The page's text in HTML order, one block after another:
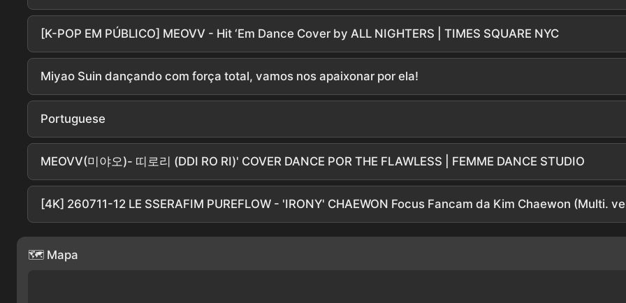
[K-POP EM PÚBLICO] MEOVV - Hit ‘Em Dance Cover by ALL NIGHTERS | TIMES SQUARE NYC
Miyao Suin dançando com força total, vamos nos apaixonar por ela!
Portuguese
MEOVV(미야오)- 띠로리 (DDI RO RI)' COVER DANCE POR THE FLAWLESS | FEMME DANCE STUDIO
[4K] 260711-12 LE SSERAFIM PUREFLOW - 'IRONY' CHAEWON Focus Fancam da Kim Chaewon (Multi.
🗺 Mapa